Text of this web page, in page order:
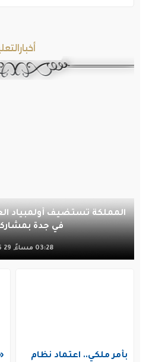
في جدة بمشاركة 19
03:28 مساءً, 29 Jul 2026
بأمر ملكي.. اعتماد نظام